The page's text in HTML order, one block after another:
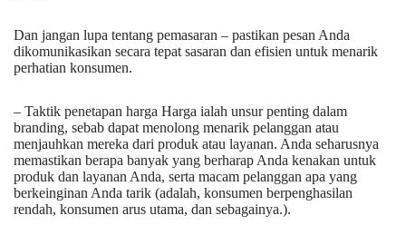
Dan jangan lupa tentang pemasaran – pastikan pesan Anda
dikomunikasikan secara tepat sasaran dan efisien untuk menarik
perhatian konsumen.
– Taktik penetapan harga Harga ialah unsur penting dalam
branding, sebab dapat menolong menarik pelanggan atau
menjauhkan mereka dari produk atau layanan. Anda seharusnya
memastikan berapa banyak yang berharap Anda kenakan untuk
produk dan layanan Anda, serta macam pelanggan apa yang
berkeinginan Anda tarik (adalah, konsumen berpenghasilan
rendah, konsumen arus utama, dan sebagainya.).